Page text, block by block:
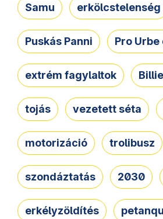
Samu erkölcstelenség
Puskás Panni Pro
extrém fagylaltok
tojás vezetett séta
motorizáció trolibusz
szondáztatás 2030
erkélyzöldítés